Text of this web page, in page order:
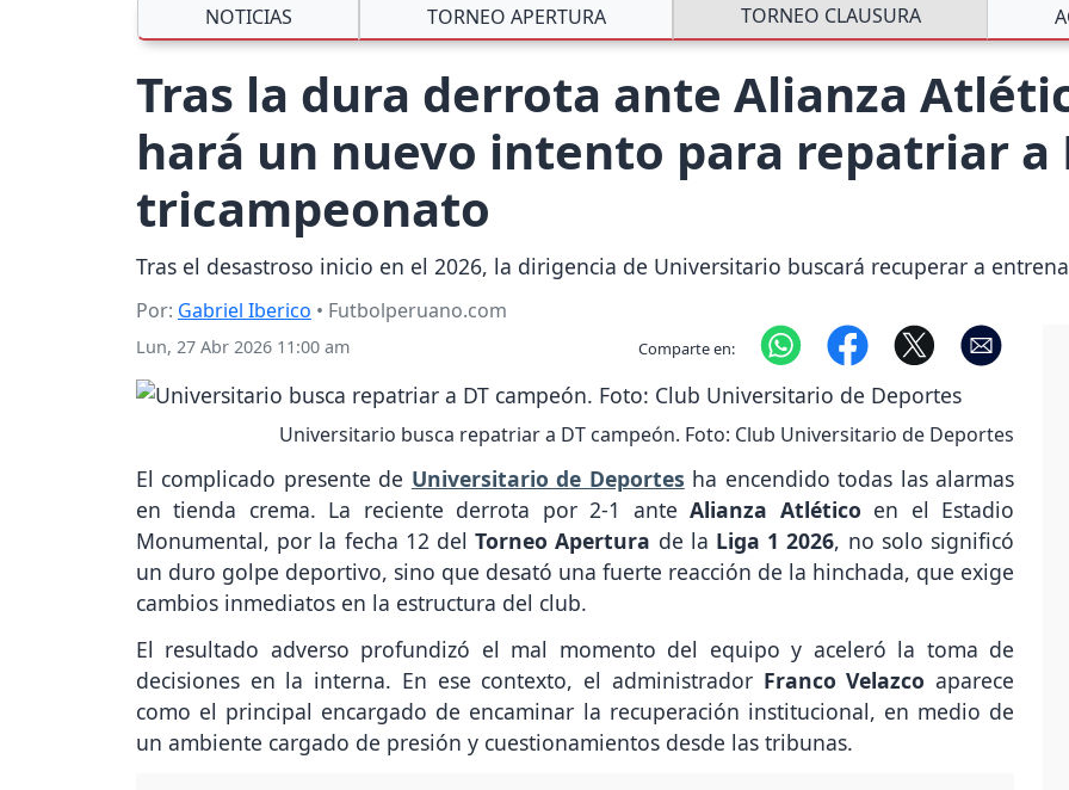
NOTICIAS TORNEO APERTURA TORNEO CLAUSURA
Tras la dura derrota ante Alianza
hará un nuevo intento para repatriar a
tricampeonato
Tras el desastroso inicio en el 2026, la dirigencia de Universitario buscará recuperar a
Por: Gabriel Iberico • Futbolperuano.com
Lun, 27 Abr 2026 11:00 am Comparte en:
Universitario busca repatriar a DT campeón. Foto: Club Universitario de Deportes
El complicado presente de Universitario de Deportes ha encendido todas las alarmas
en tienda crema. La reciente derrota por 2-1 anteAlianza Atlético en el Estadio
Monumental, por la fecha 12 delTorneo Apertura de la Liga 1 2026, no solo significó
un duro golpe deportivo, sino que desató una fuerte reacción de la hinchada, que exige
cambios inmediatos en la estructura del club.
El resultado adverso profundizó el mal momento del equipo y aceleró la toma de
decisiones en la interna. En ese contexto, el administrador Franco Velazco aparece
como el principal encargado de encaminar la recuperación institucional, en medio de
un ambiente cargado de presión y cuestionamientos desde las tribunas.